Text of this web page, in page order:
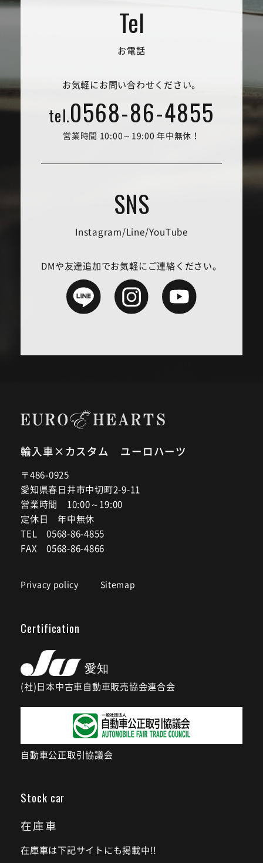
お電話
お気軽にお問い合わせください。
tel.0568-86-4855
営業時間 10:00～19:00 年中無休！
Instagram/Line/YouTube
DMや友達追加でお気軽にご連絡ください。
輸入車×カスタム ユーロハーツ
〒486-0925
愛知県春日井市中切町2-9-11
営業時間 10:00～19:00
定休日 年中無休
TEL 0568-86-4855
FAX 0568-86-4866
Privacy policy Sitemap
Certification
(社)日本中古車自動車販売協会連合会
自動車公正取引協議会
Stock car
在庫車
在庫車は下記サイトにも掲載中!!